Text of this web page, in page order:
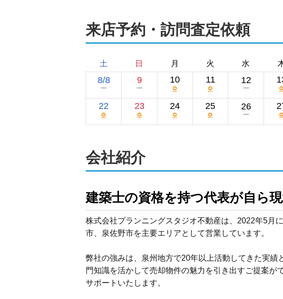
来店予約・訪問査定依頼
土 日 月 火 水
8/8
ー
9
ー
10
○
11
○
12
ー ○
22
○
23
○
24
○
25
○
26
ー ○
会社紹介
建築士の資格を持つ代表が自ら
株式会社プランニングスタジオ不動産は、2022年5月
市、泉佐野市を主要エリアとして営業しています。
弊社の強みは、泉州地方で20年以上活動してきた実
門知識を活かして売却物件の魅力を引き出すご提案
サポートいたします。